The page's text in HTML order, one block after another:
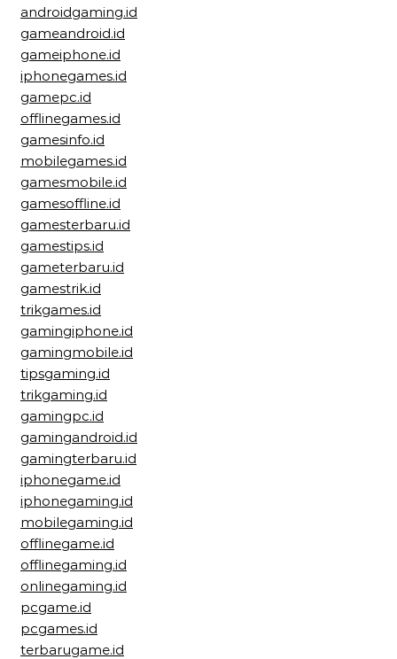
androidgaming.id
gameandroid.id
gameiphone.id
iphonegames.id
gamepc.id
offlinegames.id
gamesinfo.id
mobilegames.id
gamesmobile.id
gamesoffline.id
gamesterbaru.id
gamestips.id
gameterbaru.id
gamestrik.id
trikgames.id
gamingiphone.id
gamingmobile.id
tipsgaming.id
trikgaming.id
gamingpc.id
gamingandroid.id
gamingterbaru.id
iphonegame.id
iphonegaming.id
mobilegaming.id
offlinegame.id
offlinegaming.id
onlinegaming.id
pcgame.id
pcgames.id
terbarugame.id